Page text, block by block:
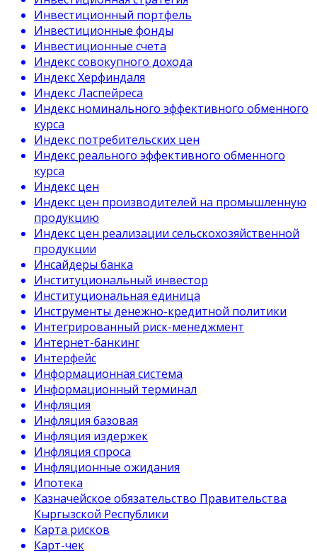
Инвестиционный портфель
Инвестиционные фонды
Инвестиционные счета
Индекс совокупного дохода
Индекс Херфиндаля
Индекс Ласпейреса
Индекс номинального эффективного обменного
курса
Индекс потребительских цен
Индекс реального эффективного обменного
курса
Индекс цен
Индекс цен производителей на промышленную
продукцию
Индекс цен реализации сельскохозяйственной
продукции
Инсайдеры банка
Институциональный инвестор
Институциональная единица
Инструменты денежно-кредитной политики
Интегрированный риск-менеджмент
Интернет-банкинг
Интерфейс
Информационная система
Информационный терминал
Инфляция
Инфляция базовая
Инфляция издержек
Инфляция спроса
Инфляционные ожидания
Ипотека
Казначейское обязательство Правительства
Кыргызской Республики
Карта рисков
Карт-чек